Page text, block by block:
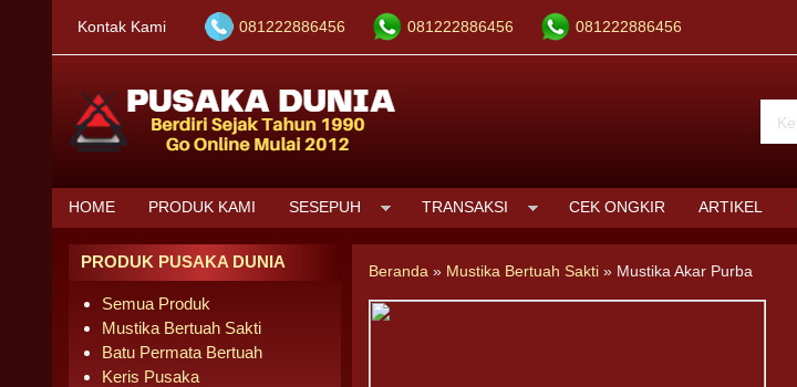
Kontak Kami 081222886456 081222886456 081222886456
HOME PRODUK KAMI SESEPUH TRANSAKSI CEK ONGKIR ARTIKEL
Beranda » Mustika Bertuah Sakti » Mustika Akar Purba
PRODUK PUSAKA DUNIA
Semua Produk
Mustika Bertuah Sakti
Batu Permata Bertuah
Keris Pusaka